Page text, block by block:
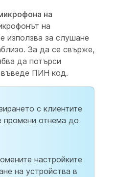
на
на
използва за слушане
За да се свърже,
да потърси
въведе ПИН код.
с клиентите
промени отнема до
настройките
на устройства в